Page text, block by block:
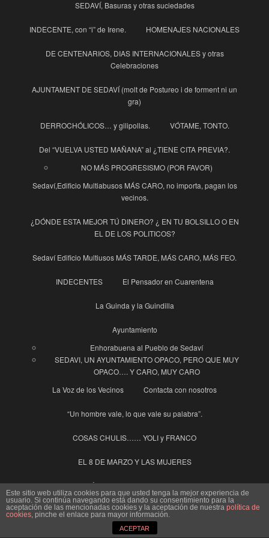
SEDAVÍ, Basuras y otras suciedades
INDECENTE, con “i” de Irene. HOMENAJES NACIONALES
DE CENTENARIOS, DIAS INTERNACIONALES y otras
Celebraciones
AJUNTAMENT DE SEDAVÍ (molt de Postureo i de forment ni un
gra)
DERROCHÓLICOS… y gilipollas. VÓTAME, TONTO.
Del “VUELVA USTED MAÑANA” al ¿TIENE CITA PREVIA?.
NO MÁS PROGRESISMO (POR FAVOR)
Sedaví,Edificio Multiabusos MÁS CARO, no importa, pagan los
vecinos.
¿DÓNDE ESTA MEJOR TÚ DINERO? ¿ EN TU BOLSILLO O EN
EL DE LOS POLITICOS?
Sedaví Edificio Multiusos MÁS TARDE, MÁS CARO, MÁS FEO.
INDECENTES El Pensador en Cuarentena
La Guinda y la Guindilla
Ayuntamiento
Enhorabuena al Pueblo de Sedaví
SEDAVI, UN AYUNTAMIENTO OPACO, PERO QUE MUY
OPACO…. Y CARO, MUY CARO
La Voz de los Vecinos
Contacta con nosotros
“Un hombre vale, lo que vale su palabra”.
COSAS CHULIS…… YOLI y FRANCO
EL 8 DE MARZO Y LAS MUJERES
SEDAVÍ, en casa del ….. cuchillo de palo
SOTERREM LES VIES ALFAFAR-SEDAVÍ CAMPAÑAS
ColorlibDesarrollado por
Este sitio web utiliza cookies para que usted tenga la mejor experiencia de
usuario. Si continúa navegando está dando su consentimiento para la
aceptación de las mencionadas cookies y la aceptación de nuestra política de
cookies, pinche el enlace para mayor información.
ACEPTAR